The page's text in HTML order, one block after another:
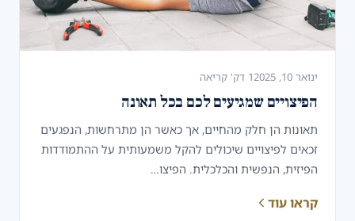
ינואר 10, 2025 1 דק' קריאה
הפיצויים שמגיעים לכם בכל תאונה
תאונות הן חלק מהחיים, אך כאשר הן מתרחשות, הנפגעים
זכאים לפיצויים שיכולים להקל משמעותית על ההתמודדות
הפיזית, הנפשית והכלכלית. הפיצו…
קראו עוד